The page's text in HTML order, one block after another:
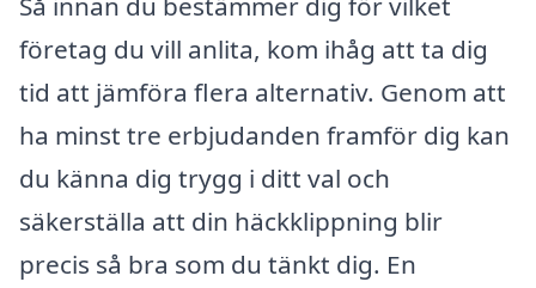
företag du vill anlita, kom ihåg att ta dig
tid att jämföra flera alternativ. Genom att
ha minst tre erbjudanden framför dig kan
du känna dig trygg i ditt val och
säkerställa att din häckklippning blir
precis så bra som du tänkt dig. En